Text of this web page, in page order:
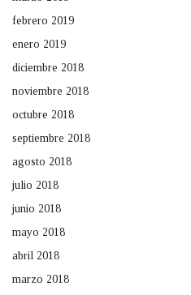
febrero 2019
enero 2019
diciembre 2018
noviembre 2018
octubre 2018
septiembre 2018
agosto 2018
julio 2018
junio 2018
mayo 2018
abril 2018
marzo 2018